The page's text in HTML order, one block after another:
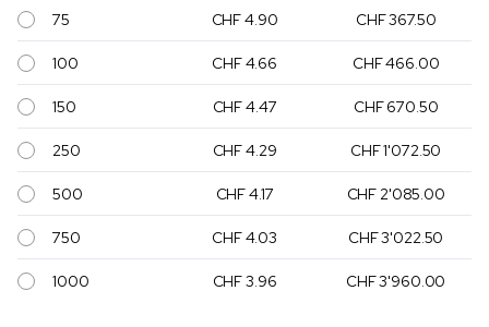
75 CHF 4.90 CHF 367.50
100 CHF 4.66 CHF 466.00
150 CHF 4.47 CHF 670.50
250 CHF 4.29 CHF 1'072.50
500 CHF 4.17 CHF 2'085.00
750 CHF 4.03 CHF 3'022.50
1000 CHF 3.96 CHF 3'960.00